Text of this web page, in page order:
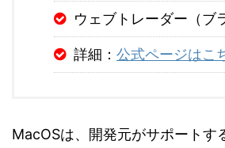
ウェブトレーダー（ブ
詳細： 公式ページはこ
MacOSは、開発元がサポートす